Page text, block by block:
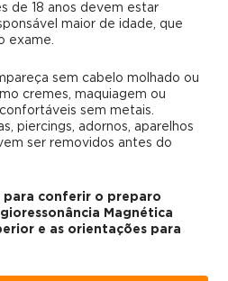
de 18 anos devem estar
maior de idade, que
exame.
sem cabelo molhado ou
cremes, maquiagem ou
sem metais.
piercings, adornos, aparelhos
ser removidos antes do
conferir o preparo
Magnética
e as orientações para